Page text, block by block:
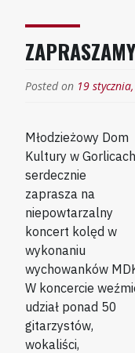
Posted on 19
Młodzieżowy Dom
Kultury w Gorlicach
serdecznie
zaprasza na
niepowtarzalny
koncert kolęd w
wykonaniu
wychowanków
W koncercie
udział ponad 50
gitarzystów,
wokaliści,